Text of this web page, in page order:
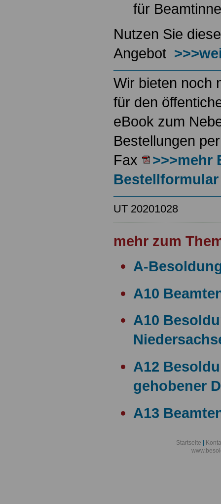
für
Nutzen Sie
Angebot
Wir bieten noch
für den
eBook zum
Bestellungen
Fax
>>>mehr
Bestellformular
UT 20201028
mehr zum
A-
A10
A10
A12
gehobener
A13
A13
Startseite